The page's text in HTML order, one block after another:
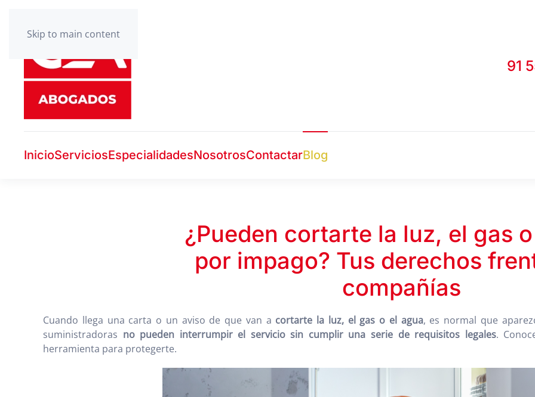
Skip to main content
91
InicioServiciosEspecialidadesNosotrosContactarBlog
¿Pueden cortarte la luz, el gas
por impago? Tus derechos
compañías
Cuando llega una carta o un aviso de que van a cortarte la luz, el gas o el agua, es normal que
suministradoras no pueden interrumpir el servicio sin cumplir una serie de requisitos legales.
herramienta para protegerte.